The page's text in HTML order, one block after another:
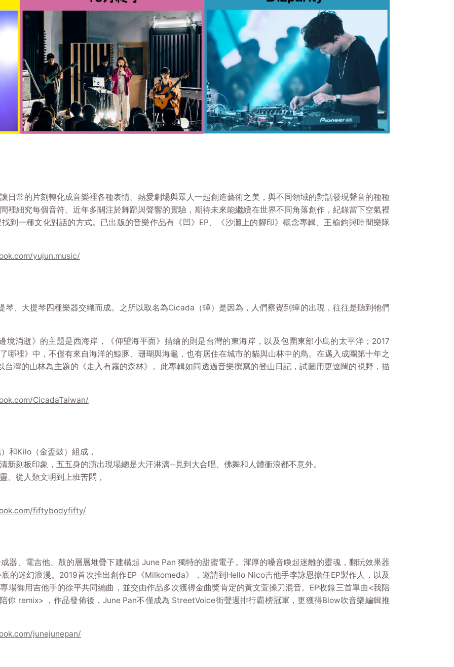
日常的片刻轉化成音樂裡各種表情。熱愛劇場與眾人一起創造藝術之美，與不同領域的對話發現聲音的種種
裡細究每個音符。近年多關注於舞蹈與聲響的實驗，期待未來能繼續在世界不同角落創作，紀錄當下空氣裡
到一種文化對話的方式。已出版的音樂作品有《凹》EP、《沙灘上的腳印》概念專輯、王榆鈞與時間樂隊
yujun.music/
、大提琴四種樂器交織而成。之所以取名為Cicada（蟬）是因為，人們察覺到蟬的出現，往往是聽到牠們
境消逝》的主題是西海岸，《仰望海平面》描繪的則是台灣的東海岸，以及包圍東部小島的太平洋；2017
哪裡》中，不僅有來自海洋的鯨豚、珊瑚與海龜，也有居住在城市的貓與山林中的鳥。在邁入成團第十年之
灣的山林為主題的《走入有霧的森林》。此專輯如同透過音樂撰寫的登山日記，試圖用更遼闊的視野，描
CicadaTaiwan/
和Kilo（金盃鼓）組成，
新刻板印象，五五身的演出現場總是大汗淋漓─見到大合唱、佛舞和人體衝浪都不意外。
、從人類文明到上班苦悶，
fiftybodyfifty/
器、電吉他、鼓的層層堆疊下建構起 June Pan 獨特的甜蜜電子。渾厚的嗓音喚起迷離的靈魂，翻玩效果器
的迷幻浪漫。2019首次推出創作EP《Milkomeda》，邀請到Hello Nico吉他手李詠恩擔任EP製作人，以及
場御用吉他手的徐平共同編曲，並交由作品多次獲得金曲獎肯定的黃文萱操刀混音。EP收錄三首單曲<我陪
你 remix> ，作品發佈後，June Pan不僅成為 StreetVoice街聲週排行霸榜冠軍，更獲得Blow吹音樂編輯推
junejunepan/